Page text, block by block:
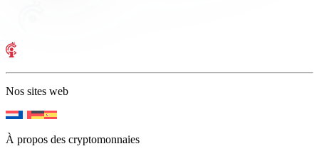
Nos sites web
À propos des cryptomonnaies